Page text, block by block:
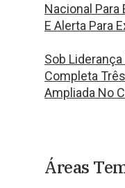
Nacional
E Alerta Para
Sob
Completa
Ampliada No
Áreas